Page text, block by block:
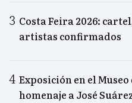
Costa Feira 2026:
artistas confirmados
Exposición en el
homenaje a José